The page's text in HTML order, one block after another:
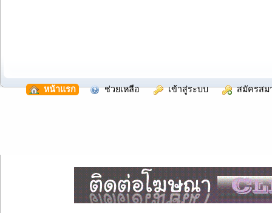
หน้าแรก ช่วยเหลือ เข้าสู่ระบบ สมัครสม